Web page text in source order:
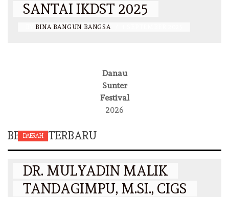
SANTAI IKDST 2025
BINA BANGUN BANGSA
Danau
Sunter
Festival
2026
BERITA TERBARU
DAERAH
DR. MULYADIN MALIK
TANDAGIMPU, M.SI., CIGS